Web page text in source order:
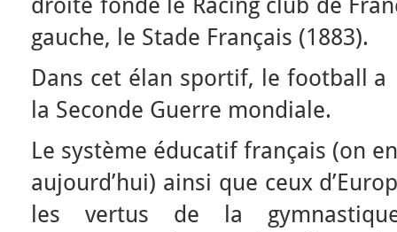
droite fonde le Racing club de
gauche, le Stade Français (1883).
Dans cet élan sportif, le football
la Seconde Guerre mondiale.
Le système éducatif français (on
aujourd’hui) ainsi que ceux
les vertus de la